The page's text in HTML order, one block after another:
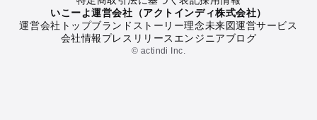
岐阜のバーベキュー
岐阜の釣り
岐阜の牧場
いこーよ運営会社（アクトインディ株式会社）
運営会社トップブランドストーリー理念未来図運営サービス
会社情報プレスリリース エンジニアブログ
© actindi Inc.